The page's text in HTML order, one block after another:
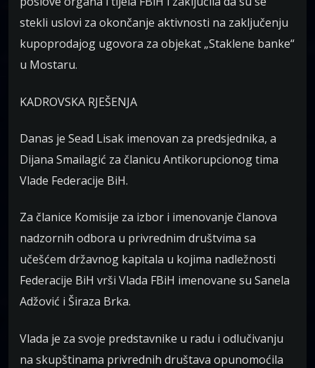
stekli uslovi za okončanje aktivnosti na zaključenju
kupoprodajog ugovora za objekat „Staklene banke“
u Mostaru.
KADROVSKA RJEŠENJA
Danas je Sead Lisak imenovan za predsjednika, a
Dijana Smailagić za članicu Antikorupcionog tima
Vlade Federacije BiH.
Za članice Komisije za izbor i imenovanje članova
nadzornih odbora u privrednim društvima sa
učešćem državnog kapitala u kojima nadležnosti
Federacije BiH vrši Vlada FBiH imenovane su Sanela
Adžović i Širaza Brka.
Vlada je za svoje predstavnike u radu i odlučivanju
na skupštinama privrednih društava opunomoćila